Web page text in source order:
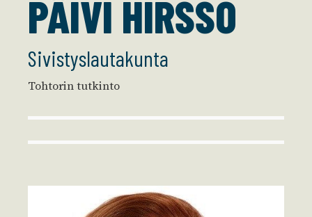
PÄIVI HIRSSO
Sivistyslautakunta
Tohtorin tutkinto